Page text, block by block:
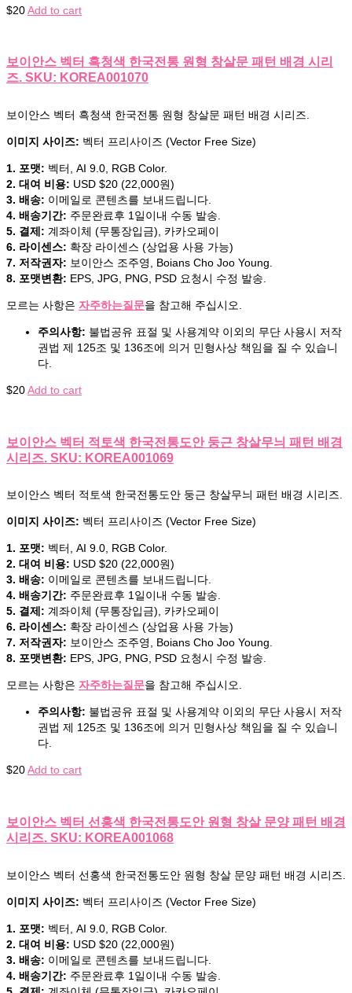
$20Add to cart
보이안스 벡터 흑청색 한국전통 원형 창살문 패턴 배경 시리
즈. SKU: KOREA001070
보이안스 벡터 흑청색 한국전통 원형 창살문 패턴 배경 시리즈.
이미지 사이즈: 벡터 프리사이즈 (Vector Free Size)
1. 포맷: 벡터, AI 9.0, RGB Color.
2. 대여 비용: USD $20 (22,000원)
3. 배송: 이메일로 콘텐츠를 보내드립니다.
4. 배송기간: 주문완료후 1일이내 수동 발송.
5. 결제: 계좌이체 (무통장입금), 카카오페이
6. 라이센스: 확장 라이센스 (상업용 사용 가능)
7. 저작권자: 보이안스 조주영, Boians Cho Joo Young.
8. 포맷변환: EPS, JPG, PNG, PSD 요청시 수정 발송.
모르는 사항은 자주하는질문을 참고해 주십시오.
주의사항: 불법공유 표절 및 사용계약 이외의 무단 사용시 저작
권법 제 125조 및 136조에 의거 민형사상 책임을 질 수 있습니
다.
$20Add to cart
보이안스 벡터 적토색 한국전통도안 둥근 창살무늬 패턴 배경
시리즈. SKU: KOREA001069
보이안스 벡터 적토색 한국전통도안 둥근 창살무늬 패턴 배경 시리즈.
이미지 사이즈: 벡터 프리사이즈 (Vector Free Size)
1. 포맷: 벡터, AI 9.0, RGB Color.
2. 대여 비용: USD $20 (22,000원)
3. 배송: 이메일로 콘텐츠를 보내드립니다.
4. 배송기간: 주문완료후 1일이내 수동 발송.
5. 결제: 계좌이체 (무통장입금), 카카오페이
6. 라이센스: 확장 라이센스 (상업용 사용 가능)
7. 저작권자: 보이안스 조주영, Boians Cho Joo Young.
8. 포맷변환: EPS, JPG, PNG, PSD 요청시 수정 발송.
모르는 사항은 자주하는질문을 참고해 주십시오.
주의사항: 불법공유 표절 및 사용계약 이외의 무단 사용시 저작
권법 제 125조 및 136조에 의거 민형사상 책임을 질 수 있습니
다.
$20Add to cart
보이안스 벡터 선홍색 한국전통도안 원형 창살 문양 패턴 배경
시리즈. SKU: KOREA001068
보이안스 벡터 선홍색 한국전통도안 원형 창살 문양 패턴 배경 시리즈.
이미지 사이즈: 벡터 프리사이즈 (Vector Free Size)
1. 포맷: 벡터, AI 9.0, RGB Color.
2. 대여 비용: USD $20 (22,000원)
3. 배송: 이메일로 콘텐츠를 보내드립니다.
4. 배송기간: 주문완료후 1일이내 수동 발송.